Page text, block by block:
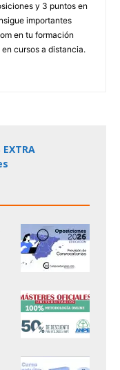
y 3 puntos en
importantes
en tu formación
cursos a distancia.